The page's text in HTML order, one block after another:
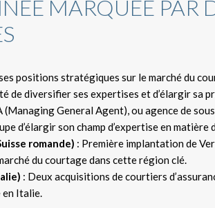
MARQUÉE PAR
positions stratégiques sur le marché du
de diversifier ses expertises et d’élargir sa
(Managing General Agent), ou agence de
d’élargir son champ d’expertise en matière
romande) : Première implantation de
du courtage dans cette région clé.
: Deux acquisitions de courtiers
en Italie.